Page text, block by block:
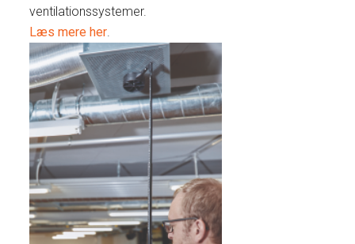
ventilationssystemer.
Læs mere her.